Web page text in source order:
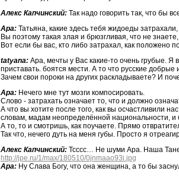
Алекс Капчинский: Так надо говорить так, что бы
Ара: Татьяна, какие здесь тебя жидоеды
Вы поэтому такая злая и брюзгливая, что не
Вот если бы вас, кто либо затрахал, как положено
tatyana: Aра, мечты у Вас какие-то очень грубые. Я
приставать. боятся мести. А то что русские
Зачем свои пороки на других раскладываете? И
Ара: Нечего мне тут мозги компосировать.
Слово - затрахать означает то, что и должно
А что вы хотите после того, как вы осчастливили
словам, мадам неопределённой национальности, и
А то, то и смотришь, как поучаете. Прямо
Так что, нечего дуть на меня губы. Просто я
Алекс Капчинский: Тсссс… Не шуми Ара. Наша
http://jpe.ru/1/max/180510/0jnmaao93i.jpg
Ара: Ну Слава Богу, что она женщина, а то бы